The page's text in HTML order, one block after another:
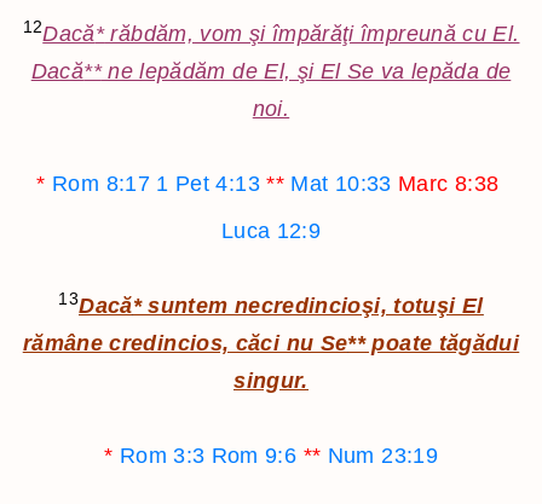
12Dacă*răbdăm, vom şi împărăţi împreună cu El.
Dacă**ne lepădăm de El, şi El Se va lepăda de
noi.
* Rom 8:17 1 Pet 4:13 ** Mat 10:33 Marc 8:38
Luca 12:9
13Dacă*suntem necredincioşi, totuşi El
rămâne credincios, căci nu Se**poate tăgădui
singur.
* Rom 3:3 Rom 9:6 ** Num 23:19